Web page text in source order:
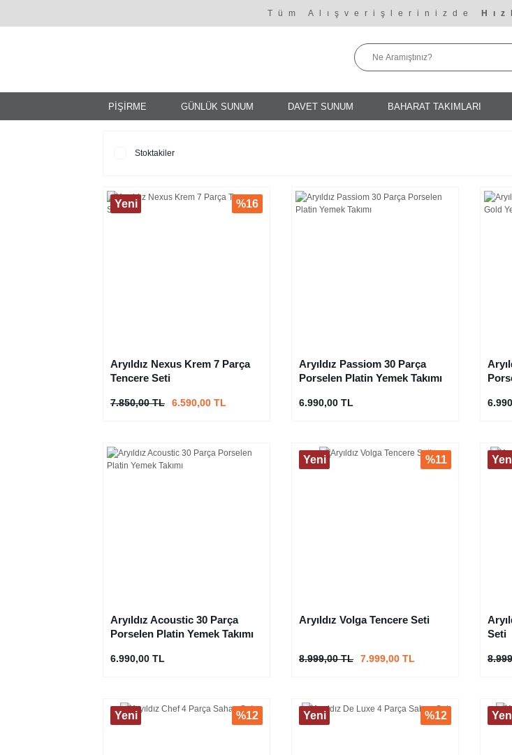
Tüm Alışverişlerinizde
PİŞİRME GÜNLÜK SUNUM DAVET SUNUM BAHARAT TAKIMLARI
Stoktakiler
Yeni %16
Aryıldız Nexus Krem 7 Parça
Tencere Seti
7.850,00 TL 6.590,00 TL
Aryıldız Passiom 30 Parça
Porselen Platin Yemek Takımı
6.990,00 TL
Aryıldız Acoustic 30 Parça
Porselen Platin Yemek Takımı
6.990,00 TL
Yeni %11
Aryıldız Volga Tencere Seti
8.999,00 TL 7.999,00 TL
Seti
Yeni %12 Yeni %12